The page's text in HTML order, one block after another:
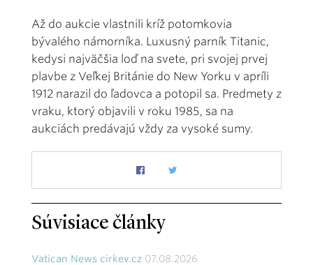
Až do aukcie vlastnili kríž potomkovia
bývalého námorníka. Luxusný parník Titanic,
kedysi najväčšia loď na svete, pri svojej prvej
plavbe z Veľkej Británie do New Yorku v apríli
1912 narazil do ľadovca a potopil sa. Predmety z
vraku, ktorý objavili v roku 1985, sa na
aukciách predávajú vždy za vysoké sumy.
Súvisiace články
Vatican News cirkev.cz 07.08.2026